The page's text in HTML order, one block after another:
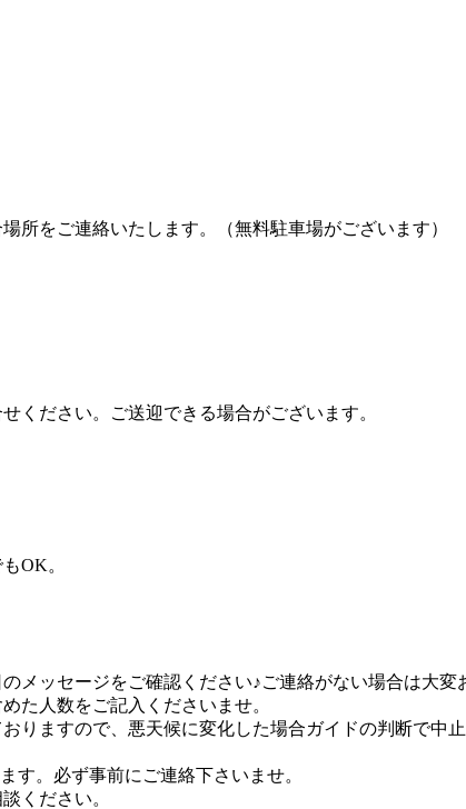
所をご連絡いたします。（無料駐車場がございます）
ください。ご送迎できる場合がございます。
OK。
メッセージをご確認ください♪ご連絡がない場合は大変
た人数をご記入くださいませ。
りますので、悪天候に変化した場合ガイドの判断で中
す。必ず事前にご連絡下さいませ。
ください。